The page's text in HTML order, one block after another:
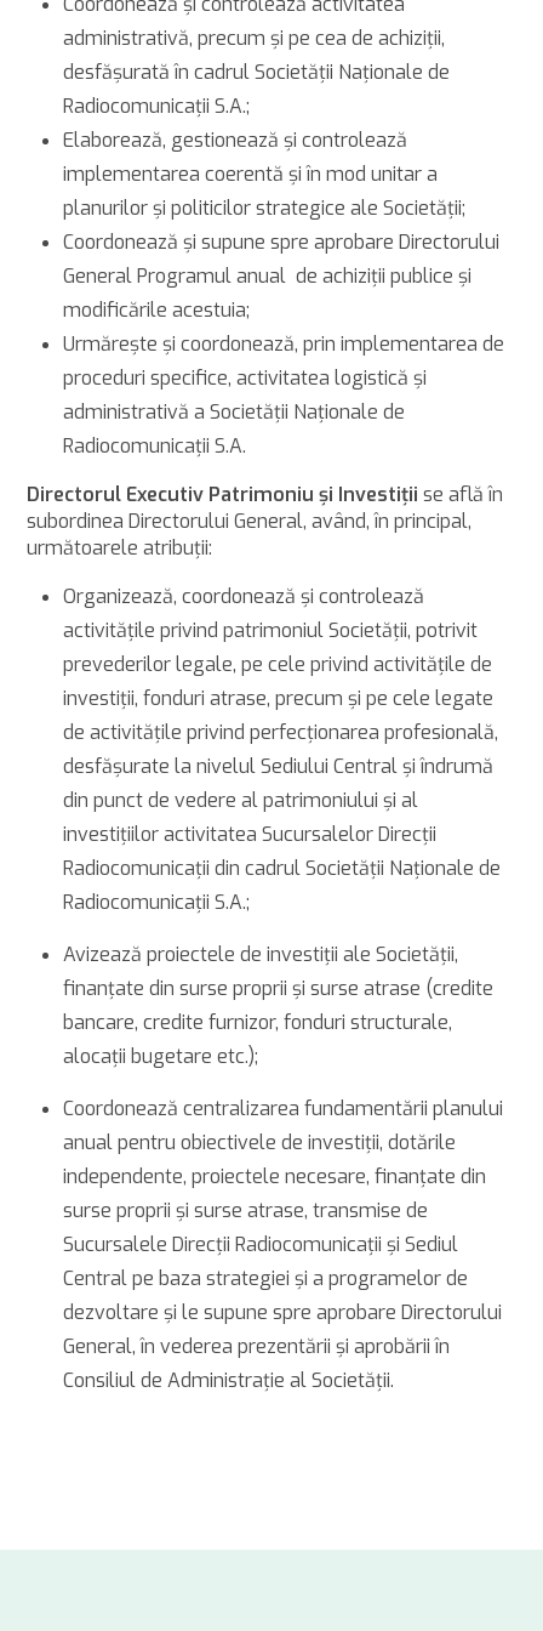
administrativă, precum și pe cea de achiziţii,
desfăşurată în cadrul Societăţii Naţionale de
Radiocomunicaţii S.A.;
Elaborează, gestionează şi controlează
implementarea coerentă și în mod unitar a
planurilor şi politicilor strategice ale Societăţii;
Coordonează şi supune spre aprobare Directorului
General Programul anual de achiziţii publice și
modificările acestuia;
Urmărește și coordonează, prin implementarea de
proceduri specifice, activitatea logistică şi
administrativă a Societății Naționale de
Radiocomunicații S.A.
Directorul Executiv Patrimoniu și Investițiise află în
subordinea Directorului General, având, în principal,
următoarele atribuții:
Organizează, coordonează și controlează
activitățile privind patrimoniul Societății, potrivit
prevederilor legale, pe cele privind activitățile de
investiții, fonduri atrase, precum și pe cele legate
de activitățile privind perfecționarea profesională,
desfăşurate la nivelul Sediului Central și îndrumă
din punct de vedere al patrimoniului și al
investițiilor activitatea Sucursalelor Direcţii
Radiocomunicaţii din cadrul Societății Naționale de
Radiocomunicații S.A.;
Avizează proiectele de investiţii ale Societăţii,
finanţate din surse proprii şi surse atrase (credite
bancare, credite furnizor, fonduri structurale,
alocaţii bugetare etc.);
Coordonează centralizarea fundamentării planului
anual pentru obiectivele de investiţii, dotările
independente, proiectele necesare, finanţate din
surse proprii şi surse atrase, transmise de
Sucursalele Direcții Radiocomunicații și Sediul
Central pe baza strategiei şi a programelor de
dezvoltare şi le supune spre aprobare Directorului
General, în vederea prezentării şi aprobării în
Consiliul de Administraţie al Societăţii.